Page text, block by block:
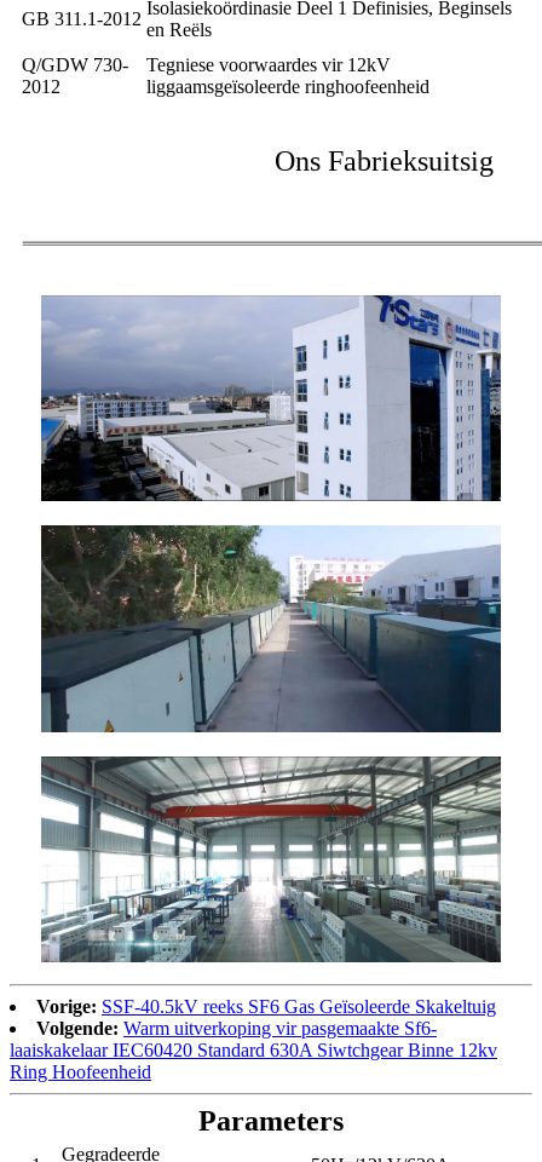
GB 311.1-2012
Isolasiekoördinasie Deel 1 Definisies, Beginsels
en Reëls
Q/GDW 730-
2012
Tegniese voorwaardes vir 12kV
liggaamsgeïsoleerde ringhoofeenheid
Ons Fabrieksuitsig
Vorige: SSF-40.5kV reeks SF6 Gas Geïsoleerde Skakeltuig
Volgende: Warm uitverkoping vir pasgemaakte Sf6-
laaiskakelaar IEC60420 Standard 630A Siwtchgear Binne 12kv
Ring Hoofeenheid
Parameters
Gegradeerde